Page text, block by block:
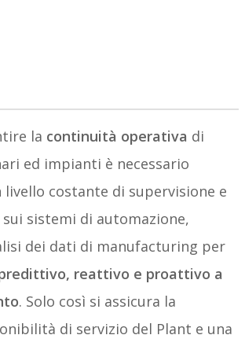
la continuità operativa di
ed impianti è necessario
livello costante di supervisione e
sistemi di automazione,
dei dati di manufacturing per
reattivo e proattivo a
. Solo così si assicura la
di servizio del Plant e una